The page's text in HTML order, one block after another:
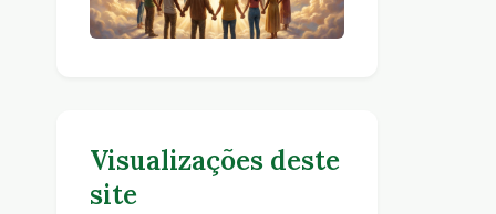
Visualizações deste
site